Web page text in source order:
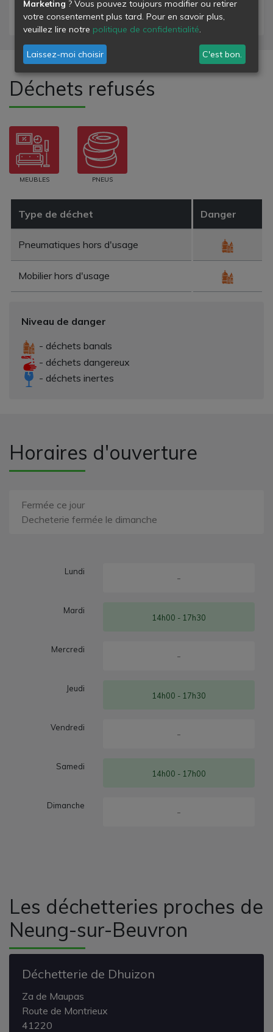
Les déchetteries proches de
Neung-sur-Beuvron
Déchetterie de Dhuizon
Za de Maupas
Route de Montrieux
41220
- déchets inertes
Déchets refusés
Type de déchet Danger
Pneumatiques hors d'usage
Mobilier hors d'usage
Niveau de danger
- déchets banals
- déchets dangereux
- déchets inertes
MEUBLES PNEUS
Horaires d'ouverture
Fermée ce jour
Decheterie fermée le dimanche
Lundi
-
Mardi
14h00 - 17h30
Mercredi
-
Jeudi
14h00 - 17h30
Vendredi
-
Samedi
14h00 - 17h00
Dimanche
-
Marketing ? Vous pouvez toujours modifier ou retirer
votre consentement plus tard. Pour en savoir plus,
veuillez lire notre politique de confidentialité.
Laissez-moi choisir C'est bon.